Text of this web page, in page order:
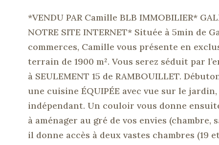
*VENDU PAR Camille BLB IMMOBILIER*
NOTRE SITE INTERNET* Située à 5min de
commerces, Camille vous présente en
terrain de 1900 m². Vous serez séduit par
à SEULEMENT 15 de RAMBOUILLET.
une cuisine ÉQUIPÉE avec vue sur le
indépendant. Un couloir vous donne ensuite
à aménager au gré de vos envies
il donne accès à deux vastes chambres (19